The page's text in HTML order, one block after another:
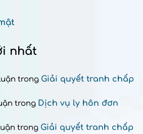
nhất
trong Giải quyết tranh chấp
trong Dịch vụ ly hôn đơn
trong Giải quyết tranh chấp